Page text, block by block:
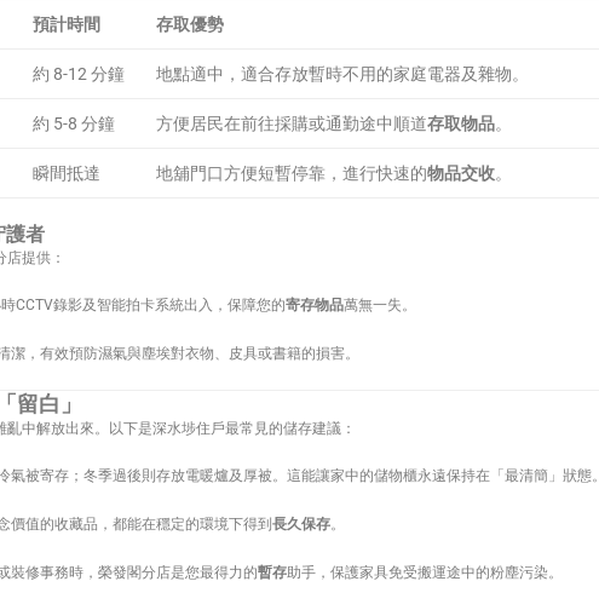
預計時間 存取優勢
約 8-12 分鐘 地點適中，適合存放暫時不用的家庭電器及雜物。
約 5-8 分鐘 方便居民在前往採購或通勤途中順道存取物品。
瞬間抵達 地舖門口方便短暫停靠，進行快速的物品交收。
護者
提供：
CCTV錄影及智能拍卡系統出入，保障您的寄存物品萬無一失。
潔，有效預防濕氣與塵埃對衣物、皮具或書籍的損害。
留白」
中解放出來。以下是深水埗住戶最常見的儲存建議：
氣被寄存；冬季過後則存放電暖爐及厚被。這能讓家中的儲物櫃永遠保持在「最清簡」狀態。
價值的收藏品，都能在穩定的環境下得到長久保存。
裝修事務時，榮發閣分店是您最得力的暫存助手，保護家具免受搬運途中的粉塵污染。